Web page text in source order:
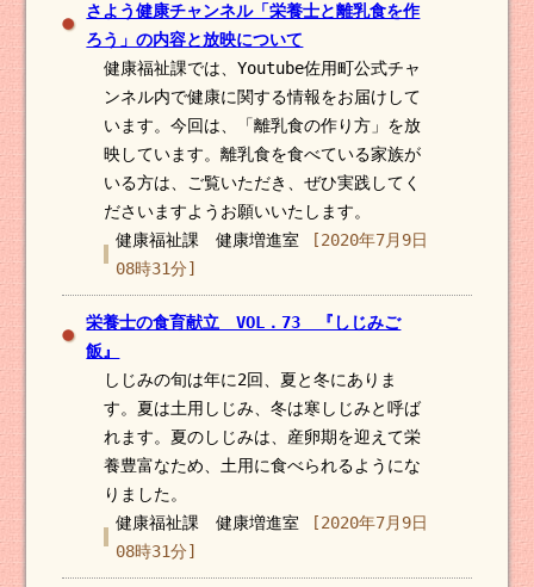
さよう健康チャンネル「栄養士と離乳食を作
ろう」の内容と放映について
健康福祉課では、Youtube佐用町公式チャ
ンネル内で健康に関する情報をお届けして
います。今回は、「離乳食の作り方」を放
映しています。離乳食を食べている家族が
いる方は、ご覧いただき、ぜひ実践してく
ださいますようお願いいたします。
健康福祉課 健康増進室
[2020年7月9日
08時31分]
栄養士の食育献立 VOL．73 『しじみご
飯』
しじみの旬は年に2回、夏と冬にありま
す。夏は土用しじみ、冬は寒しじみと呼ば
れます。夏のしじみは、産卵期を迎えて栄
養豊富なため、土用に食べられるようにな
りました。
健康福祉課 健康増進室
[2020年7月9日
08時31分]